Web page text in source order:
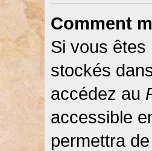
Comment
Si vous
stockés
accédez au
accessible
permettra